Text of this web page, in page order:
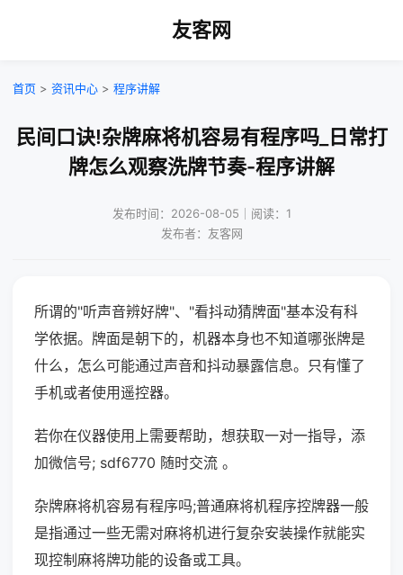
友客网
首页 > 资讯中心 > 程序讲解
民间口诀!杂牌麻将机容易有程序吗_日常打
牌怎么观察洗牌节奏-程序讲解
发布时间：2026-08-05｜阅读：1
发布者：友客网
所谓的"听声音辨好牌"、"看抖动猜牌面"基本没有科
学依据。牌面是朝下的，机器本身也不知道哪张牌是
什么，怎么可能通过声音和抖动暴露信息。只有懂了
手机或者使用遥控器。
若你在仪器使用上需要帮助，想获取一对一指导，添
加微信号; sdf6770 随时交流 。
杂牌麻将机容易有程序吗;普通麻将机程序控牌器一般
是指通过一些无需对麻将机进行复杂安装操作就能实
现控制麻将牌功能的设备或工具。